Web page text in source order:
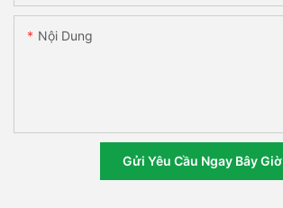
Nội Dung
Gửi Yêu Cầu Ngay Bây Giờ